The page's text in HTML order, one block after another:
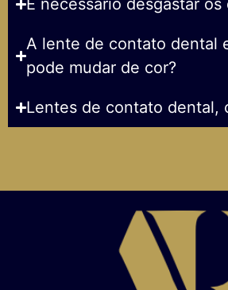
É necessário desgastar os
A lente de contato dental
pode mudar de cor?
Lentes de contato dental,